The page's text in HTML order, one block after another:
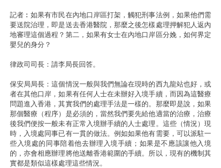
記者︰如果有市民在內地口岸區打架，觸犯刑事法例，如果他們需
要送院治理，即是送去香港醫院，那麼之後怎樣處理押解犯人返內
地審理這個過程？第二，如果有女士在內地口岸區分娩，如何界定
嬰兒的身分？
律政司司長：請李局長回答。
保安局局長：這個情況一般與我們無論在現時的西九龍站也好，或
者在其他口岸，如果有任何人士在未辦好入境手續，而因為這醫療
問題進入香港，其實我們的處理手法是一樣的。那麼即是說，如果
那個醫療（程序）是必須的，當然我們要先給他適當的治療，治療
後我們便按一般未有正常入境辦手續的人士處理。這些（情況）現
時，入境處同事已有一貫的做法。例如如果他有需要，可以派駐一
些入境處的同事陪着他去辦理入境手續；如果是不應該讓他入境
的，亦會相應辦理將他送離香港範圍的手續。所以，現有的機制其
實都是類似這樣處理這些情況。